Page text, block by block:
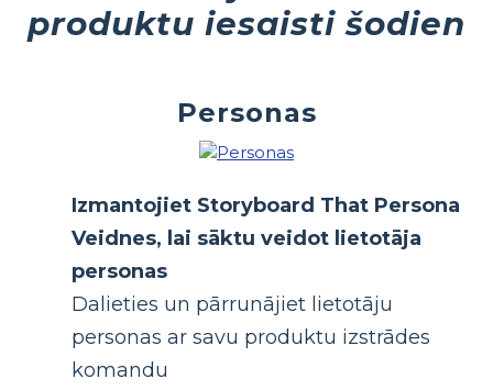
produktu iesaisti šodien
Personas
Izmantojiet Storyboard That Persona
Veidnes, lai sāktu veidot lietotāja
personas
Dalieties un pārrunājiet lietotāju
personas ar savu produktu izstrādes
komandu